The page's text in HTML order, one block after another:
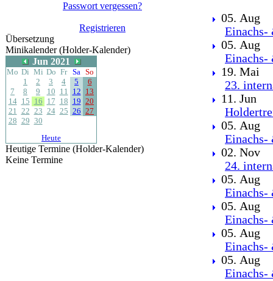
Passwort vergessen?
Registrieren
Übersetzung
Minikalender (Holder-Kalender)
Jun 2021
Mo Di Mi Do Fr Sa So
1
2 3 4 5
6
7
8 9 10 11 12 13
14 15 16 17 18 19 20
21 22 23 24 25 26 27
28 29 30
Heute
Heutige Termine (Holder-Kalender)
Keine Termine
05. Aug
Einachs-
05. Aug
Einachs-
19. Mai
23.
11. Jun
05. Aug
Einachs-
02. Nov
24.
05. Aug
Einachs-
05. Aug
Einachs-
05. Aug
Einachs-
05. Aug
Einachs-